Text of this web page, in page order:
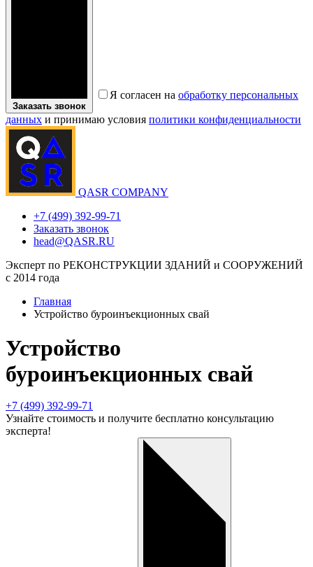
Заказать звонок
Я согласен на обработку персональных
данных и принимаю условия политики конфиденциальности
QASR COMPANY
+7 (499) 392-99-71
Заказать звонок
head@QASR.RU
Эксперт по РЕКОНСТРУКЦИИ ЗДАНИЙ и СООРУЖЕНИЙ
с 2014 года
Главная
Устройство буроинъекционных свай
Устройство
буроинъекционных свай
+7 (499) 392-99-71
Узнайте стоимость и получите бесплатно консультацию
эксперта!